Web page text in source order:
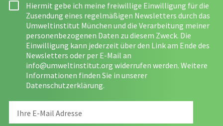
Hiermit gebe ich meine freiwillige Einwilligung für die
Zusendung eines regelmäßigen Newsletters durch das
Umweltinstitut München und die Verarbeitung meiner
personenbezogenen Daten zu diesem Zweck. Die
Einwilligung kann jederzeit über den Link am Ende des
Newsletters oder per E-Mail an
info@umweltinstitut.org widerrufen werden. Weitere
Informationen finden Sie in unserer
Datenschutzerklärung.